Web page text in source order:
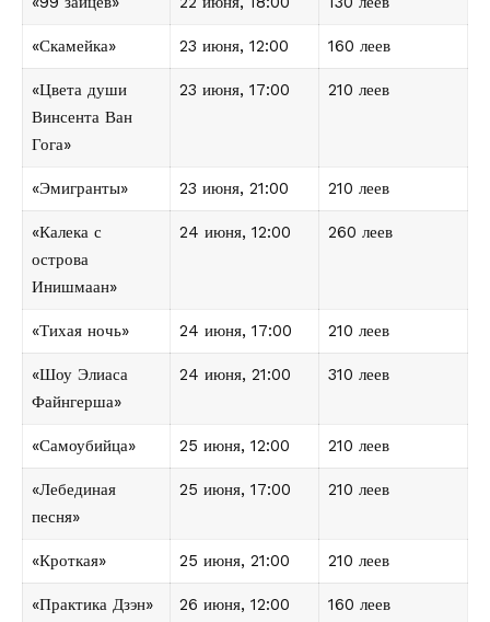
«Скамейка» 23 июня, 12:00 160 леев
«Цвета души
Винсента Ван
Гога»
23 июня, 17:00 210 леев
«Эмигранты» 23 июня, 21:00 210 леев
«Калека с
острова
Инишмаан»
24 июня, 12:00 260 леев
«Тихая ночь» 24 июня, 17:00 210 леев
«Шоу Элиаса
Файнгерша»
24 июня, 21:00 310 леев
«Самоубийца» 25 июня, 12:00 210 леев
«Лебединая
песня»
25 июня, 17:00 210 леев
«Кроткая» 25 июня, 21:00 210 леев
«Практика Дзэн» 26 июня, 12:00 160 леев